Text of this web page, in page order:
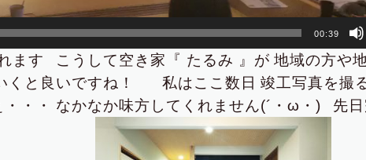
00:39
ます こうして空き家『 たるみ 』が 地域の方や
くと良いですね！ 私はここ数日 竣工写真を撮
・・ なかなか味方してくれません(´・ω・) 先